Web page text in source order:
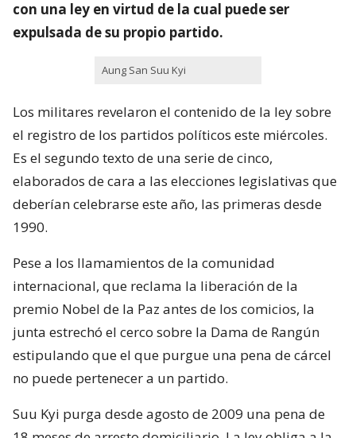
con una ley en virtud de la cual puede ser
expulsada de su propio partido.
Aung San Suu Kyi
Los militares revelaron el contenido de la ley sobre
el registro de los partidos políticos este miércoles.
Es el segundo texto de una serie de cinco,
elaborados de cara a las elecciones legislativas que
deberían celebrarse este año, las primeras desde
1990.
Pese a los llamamientos de la comunidad
internacional, que reclama la liberación de la
premio Nobel de la Paz antes de los comicios, la
junta estrechó el cerco sobre la Dama de Rangún
estipulando que el que purgue una pena de cárcel
no puede pertenecer a un partido.
Suu Kyi purga desde agosto de 2009 una pena de